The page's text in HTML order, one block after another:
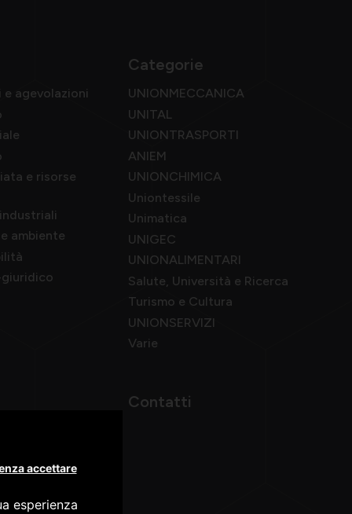
esperienza
accettare
agevolazioni
e risorse
ambiente
Categorie
UNIONMECCANICA
UNITAL
UNIONTRASPORTI
ANIEM
UNIONCHIMICA
Uniontessile
Unimatica
UNIGEC
UNIONALIMENTARI
Salute, Università e Ricerca
Turismo e Cultura
UNIONSERVIZI
Varie
Contatti